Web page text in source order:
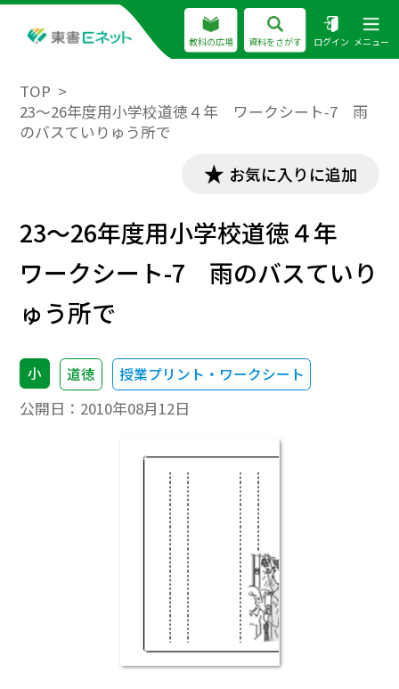
教科の広場 資料をさがす ログイン メニュー
TOP
23～26年度用小学校道徳４年 ワークシート-7 雨
のバスていりゅう所で
お気に入りに追加
23～26年度用小学校道徳４年
ワークシート-7 雨のバスていり
ゅう所で
小 道徳 授業プリント・ワークシート
公開日： 2010年08月12日